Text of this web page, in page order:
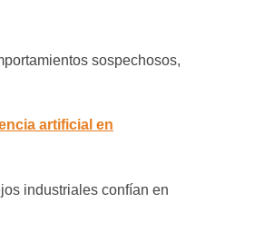
sospechosos,
artificial en
industriales confían en